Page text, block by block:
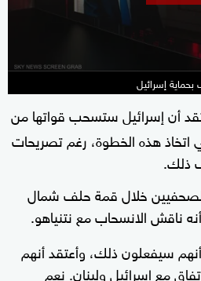
seconds
إسرائيل
أن إسرائيل ستسحب قواتها من
اتخاذ هذه الخطوة، رغم تصريحات
‌ذلك.
خلال قمة حلف شمال
ناقش الانسحاب مع نتنياهو.
سيفعلون ‌ذلك، ⁠وأعتقد أنهم
مع إسرائيل ولبنان. نعم